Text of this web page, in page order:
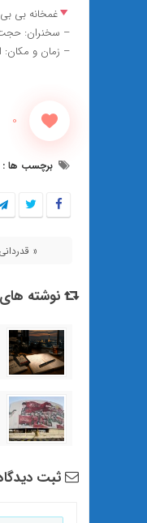
‌غمخانه بی
– سخنران:
– زمان و مکان: از ساعت ۲۴ دهه اول ماه محرم، بلوار
0
برچسب ها :
«
نوشته
ثبت